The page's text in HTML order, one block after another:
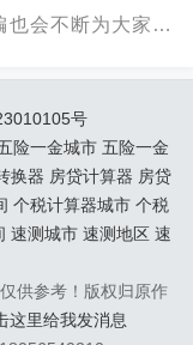
也会不断为大家更
《完美世界...
号
险一金城市 五险一金
换器 房贷计算器 房贷
个税计算器城市 个税
速测城市 速测地区 速
供参考！版权归原作